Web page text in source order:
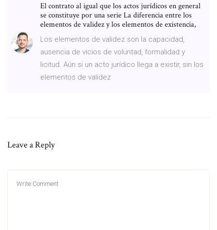
El contrato al igual que los actos jurídicos en general
se constituye por una serie La diferencia entre los
elementos de validez y los elementos de existencia,
Los elementos de validez son la capacidad,
ausencia de vicios de voluntad, formalidad y
licitud. Aún si un acto jurídico llega a existir, sin los
elementos de validez
Leave a Reply